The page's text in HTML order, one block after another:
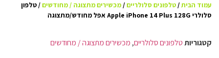
עמוד הבית/טלפונים סלולריים/מכשירים מתצוגה / מחודשים/ טלפון
סלולרי Apple iPhone 14 Plus 128G אפל מחודש/מתצוגה
קטגוריותטלפונים סלולריים, מכשירים מתצוגה / מחודשים